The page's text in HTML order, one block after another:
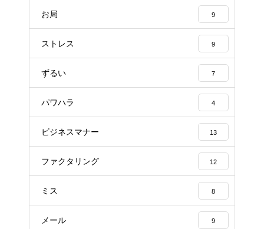
お局 9
ストレス 9
ずるい 7
パワハラ 4
ビジネスマナー 13
ファクタリング 12
ミス 8
メール 9